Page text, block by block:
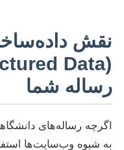
نقش
رساله شما
اگرچه رساله‌های
به شیوه وب‌سایت‌ها